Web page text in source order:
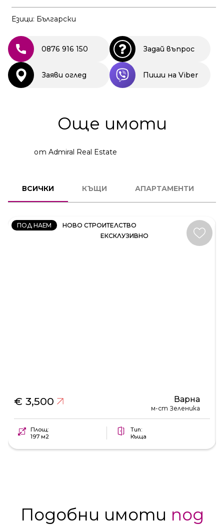
Езици: Български
0876 916 150 Задай въпрос
Заяви оглед Пиши на Viber
Още имоти
от Admiral Real Estate
ВСИЧКИ КЪЩИ АПАРТАМЕНТИ
ПОД НАЕМ
НОВО СТРОИТЕЛСТВО
ЕКСКЛУЗИВНО
КЪЩА
КОД:
35414
€ 3,500 Варна
м-ст Зеленика
Площ:
197 м2
Тип:
Къща
Подобни имоти под